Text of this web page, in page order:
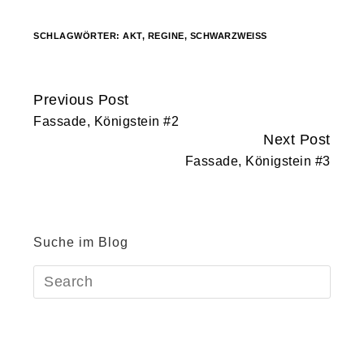
SCHLAGWÖRTER:AKT, REGINE, SCHWARZWEISS
Continue
Reading
Previous Post
Fassade, Königstein #2
Next Post
Fassade, Königstein #3
Suche im Blog